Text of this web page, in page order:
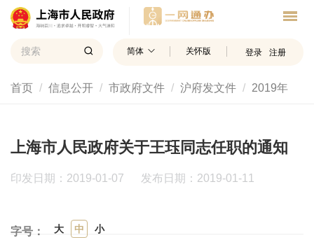
简体 关怀版 登录 注册
首页 信息公开 市政府文件 沪府发文件 2019年
上海市人民政府关于王珏同志任职的通知
印发日期：2019-01-07 发布日期：2019-01-11
字号： 大 中 小